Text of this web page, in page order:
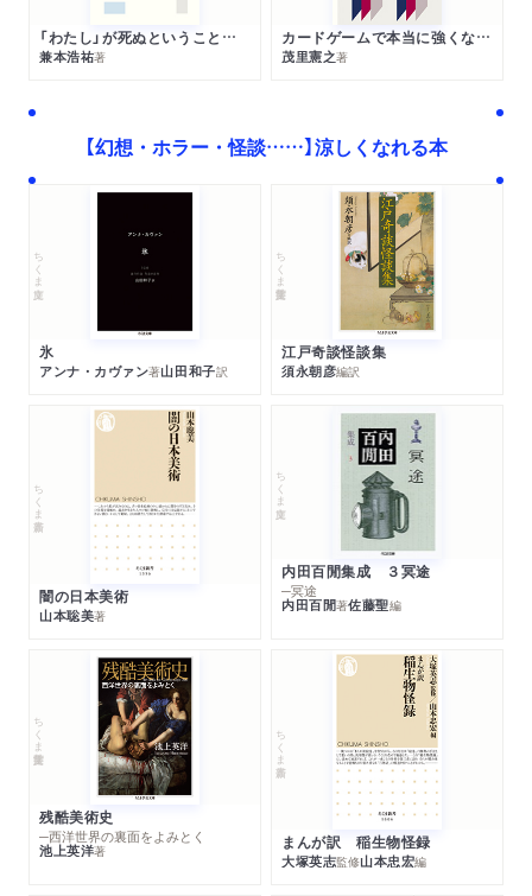
「わたし」が死ぬということの哲学
兼本浩祐著
カードゲームで本当に強くなる考え方
茂里憲之著
【幻想・ホラー・怪談……】涼しくなれる本
ちくま文庫
氷
アンナ・カヴァン著山田和子訳
ちくま学芸文庫
江戸奇談怪談集
須永朝彦編訳
ちくま新書
闇の日本美術
山本聡美著
ちくま文庫
内田百閒集成 ３冥途
─冥途
内田百閒著佐藤聖編
ちくま学芸文庫
残酷美術史
─西洋世界の裏面をよみとく
池上英洋著
ちくま新書
まんが訳 稲生物怪録
大塚英志監修山本忠宏編